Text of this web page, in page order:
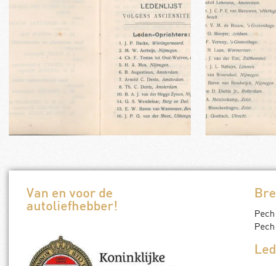
Van en voor de
autoliefhebber!